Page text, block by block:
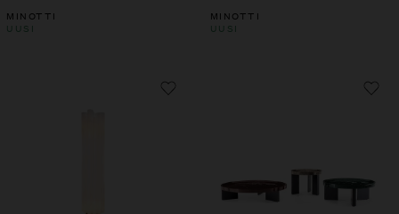
MINOTTI
UUSI
MINOTTI
UUSI